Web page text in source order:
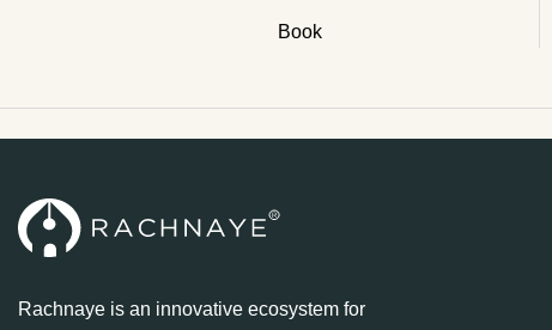
Book
Rachnaye is an innovative ecosystem for